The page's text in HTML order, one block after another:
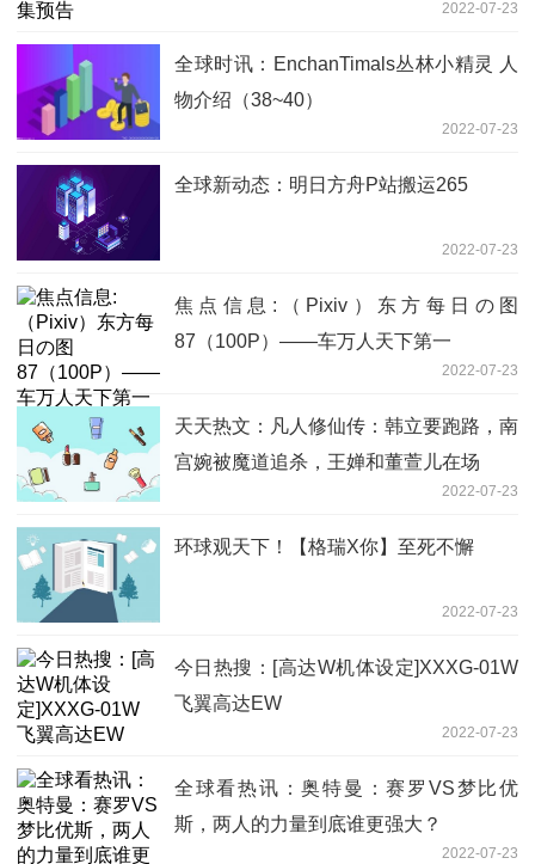
2022-07-23
全球时讯：EnchanTimals丛林小精灵 人
物介绍（38~40）
2022-07-23
全球新动态：明日方舟P站搬运265
2022-07-23
焦点信息:（Pixiv）东方每日の图
87（100P）——车万人天下第一
2022-07-23
天天热文：凡人修仙传：韩立要跑路，南
宫婉被魔道追杀，王婵和董萱儿在场
2022-07-23
环球观天下！【格瑞X你】至死不懈
2022-07-23
今日热搜：[高达W机体设定]XXXG-01W
飞翼高达EW
2022-07-23
全球看热讯：奥特曼：赛罗VS梦比优
斯，两人的力量到底谁更强大？
2022-07-23